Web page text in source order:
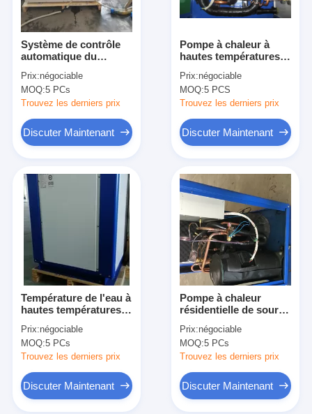
Système de contrôle
automatique du
pompe à chaleur de
source d'air de piscine
21KW
Prix:négociable
MOQ:5 PCs
Trouvez les derniers prix
Discuter Maintenant
Pompe à chaleur à
hautes températures
hautes températures
de 80C R134a
diplômée
Prix:négociable
MOQ:5 PCS
Trouvez les derniers prix
Discuter Maintenant
Température de l'eau à
hautes températures
de pompe à chaleur de
source d'eau
Prix:négociable
MOQ:5 PCs
Trouvez les derniers prix
Discuter Maintenant
Pompe à chaleur
résidentielle de source
domestique à hautes
températures de
source d'air
Prix:négociable
MOQ:5 PCs
Trouvez les derniers prix
Discuter Maintenant